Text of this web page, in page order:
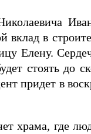
в
Елену.
стоять до
придет в
храма, где